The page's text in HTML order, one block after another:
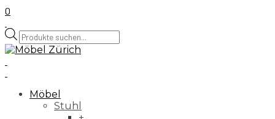
0
Products
search
Möbel
Stuhl